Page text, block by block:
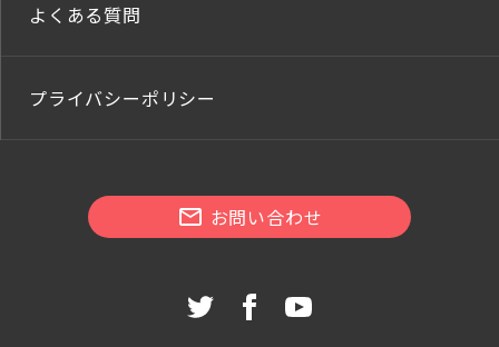
よくある質問
プライバシーポリシー
お問い合わせ